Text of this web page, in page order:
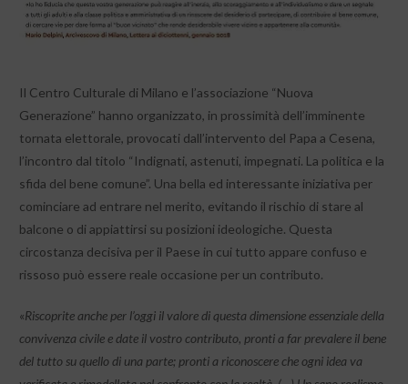
Il Centro Culturale di Milano e l’associazione “Nuova
Generazione” hanno organizzato, in prossimità dell’imminente
tornata elettorale, provocati dall’intervento del Papa a Cesena,
l’incontro dal titolo “Indignati, astenuti, impegnati. La politica e la
sfida del bene comune”. Una bella ed interessante iniziativa per
cominciare ad entrare nel merito, evitando il rischio di stare al
balcone o di appiattirsi su posizioni ideologiche. Questa
circostanza decisiva per il Paese in cui tutto appare confuso e
rissoso può essere reale occasione per un contributo.
«Riscoprite anche per l’oggi il valore di questa dimensione essenziale della
convivenza civile e date il vostro contributo, pronti a far prevalere il bene
del tutto su quello di una parte; pronti a riconoscere che ogni idea va